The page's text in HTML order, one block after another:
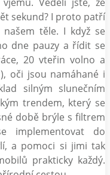
sekund? I proto patří
těle. I když se
dne pauzy a řídit se
20 vteřin volno a
oči jsou namáhané i
silným slunečním
trendem, který se
době brýle s filtrem
implementovat do
a pomoci si jimi tak
prakticky každý.